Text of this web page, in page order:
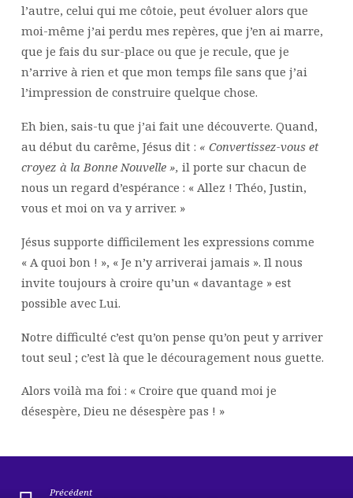
l’autre, celui qui me côtoie, peut évoluer alors que
moi-même j’ai perdu mes repères, que j’en ai marre,
que je fais du sur-place ou que je recule, que je
n’arrive à rien et que mon temps file sans que j’ai
l’impression de construire quelque chose.
Eh bien, sais-tu que j’ai fait une découverte. Quand,
au début du carême, Jésus dit : « Convertissez-vous et
croyez à la Bonne Nouvelle », il porte sur chacun de
nous un regard d’espérance : « Allez ! Théo, Justin,
vous et moi on va y arriver. »
Jésus supporte difficilement les expressions comme
« A quoi bon ! », « Je n’y arriverai jamais ». Il nous
invite toujours à croire qu’un « davantage » est
possible avec Lui.
Notre difficulté c’est qu’on pense qu’on peut y arriver
tout seul ; c’est là que le découragement nous guette.
Alors voilà ma foi : « Croire que quand moi je
désespère, Dieu ne désespère pas ! »
Précédent